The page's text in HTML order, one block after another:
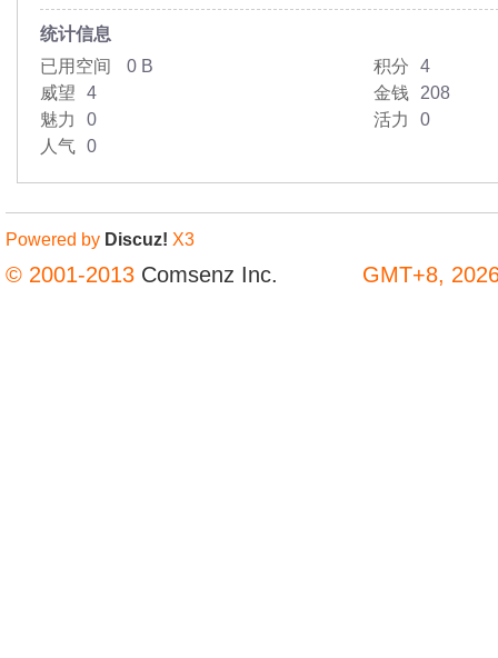
统计信息
已用空间
0 B 积分
4
威望
4 金钱
208
魅力
0 活力
0
人气 0
GMT+8,
Powered by Discuz! X3
© 2001-2013 Comsenz Inc.